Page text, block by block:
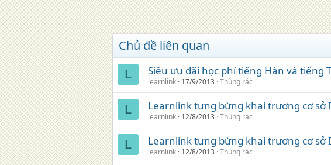
Chủ đề liên quan
L Siêu ưu đãi học phí tiếng Hàn và tiếng
learnlink 17/9/2013 Thùng rác
L Learnlink tưng bừng khai trương cơ sở
learnlink 12/8/2013 Thùng rác
L Learnlink tưng bừng khai trương cơ sở
learnlink 12/8/2013 Thùng rác